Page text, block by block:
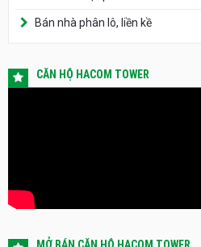
Bán nhà phân lô, liền kề
CĂN HỘ HACOM TOWER